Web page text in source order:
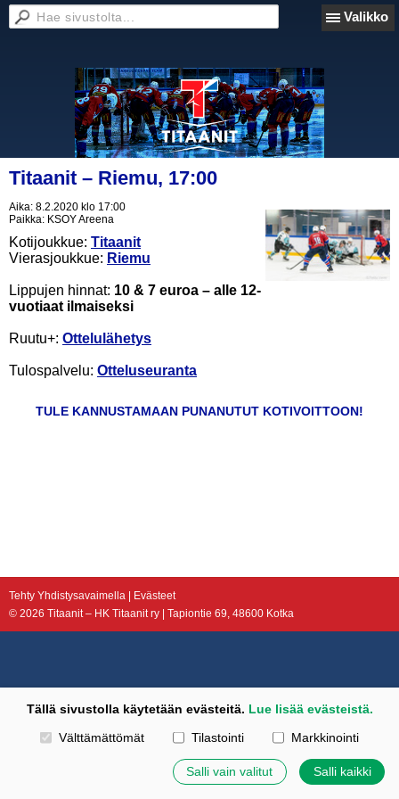
Valikko
Titaanit – Riemu, 17:00
Aika: 8.2.2020 klo 17:00
Paikka: KSOY Areena
Kotijoukkue: Titaanit
Vierasjoukkue: Riemu
Lippujen hinnat: 10 & 7 euroa – alle 12-
vuotiaat ilmaiseksi
Ruutu+: Ottelulähetys
Tulospalvelu: Otteluseuranta
TULE KANNUSTAMAAN PUNANUTUT KOTIVOITTOON!
Tehty Yhdistysavaimella
Evästeet
© 2026 Titaanit – HK Titaanit ry | Tapiontie 69, 48600 Kotka
Tällä sivustolla käytetään evästeitä. Lue lisää evästeistä.
Valitse käytettävät evästeet
Välttämättömät Tilastointi Markkinointi
Salli vain valitut Salli kaikki